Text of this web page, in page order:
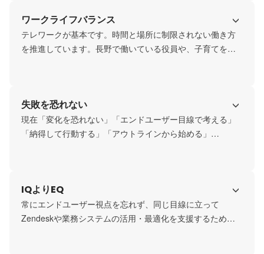
ワークライフバランス
テレワークが基本です。時間と場所に制限されない働き方
を推進しています。長野で働いている役員や、子育てをし
失敗を恐れない
現在「変化を恐れない」「エンドユーザー目線で考える」
「納得して行動する」「アウトラインから始める」
け止めて次に活かす習慣があります。
IQよりEQ
常にエンドユーザー視点を忘れず、同じ目線に立って
Zendeskや業務システムの活用・最適化を支援するため、